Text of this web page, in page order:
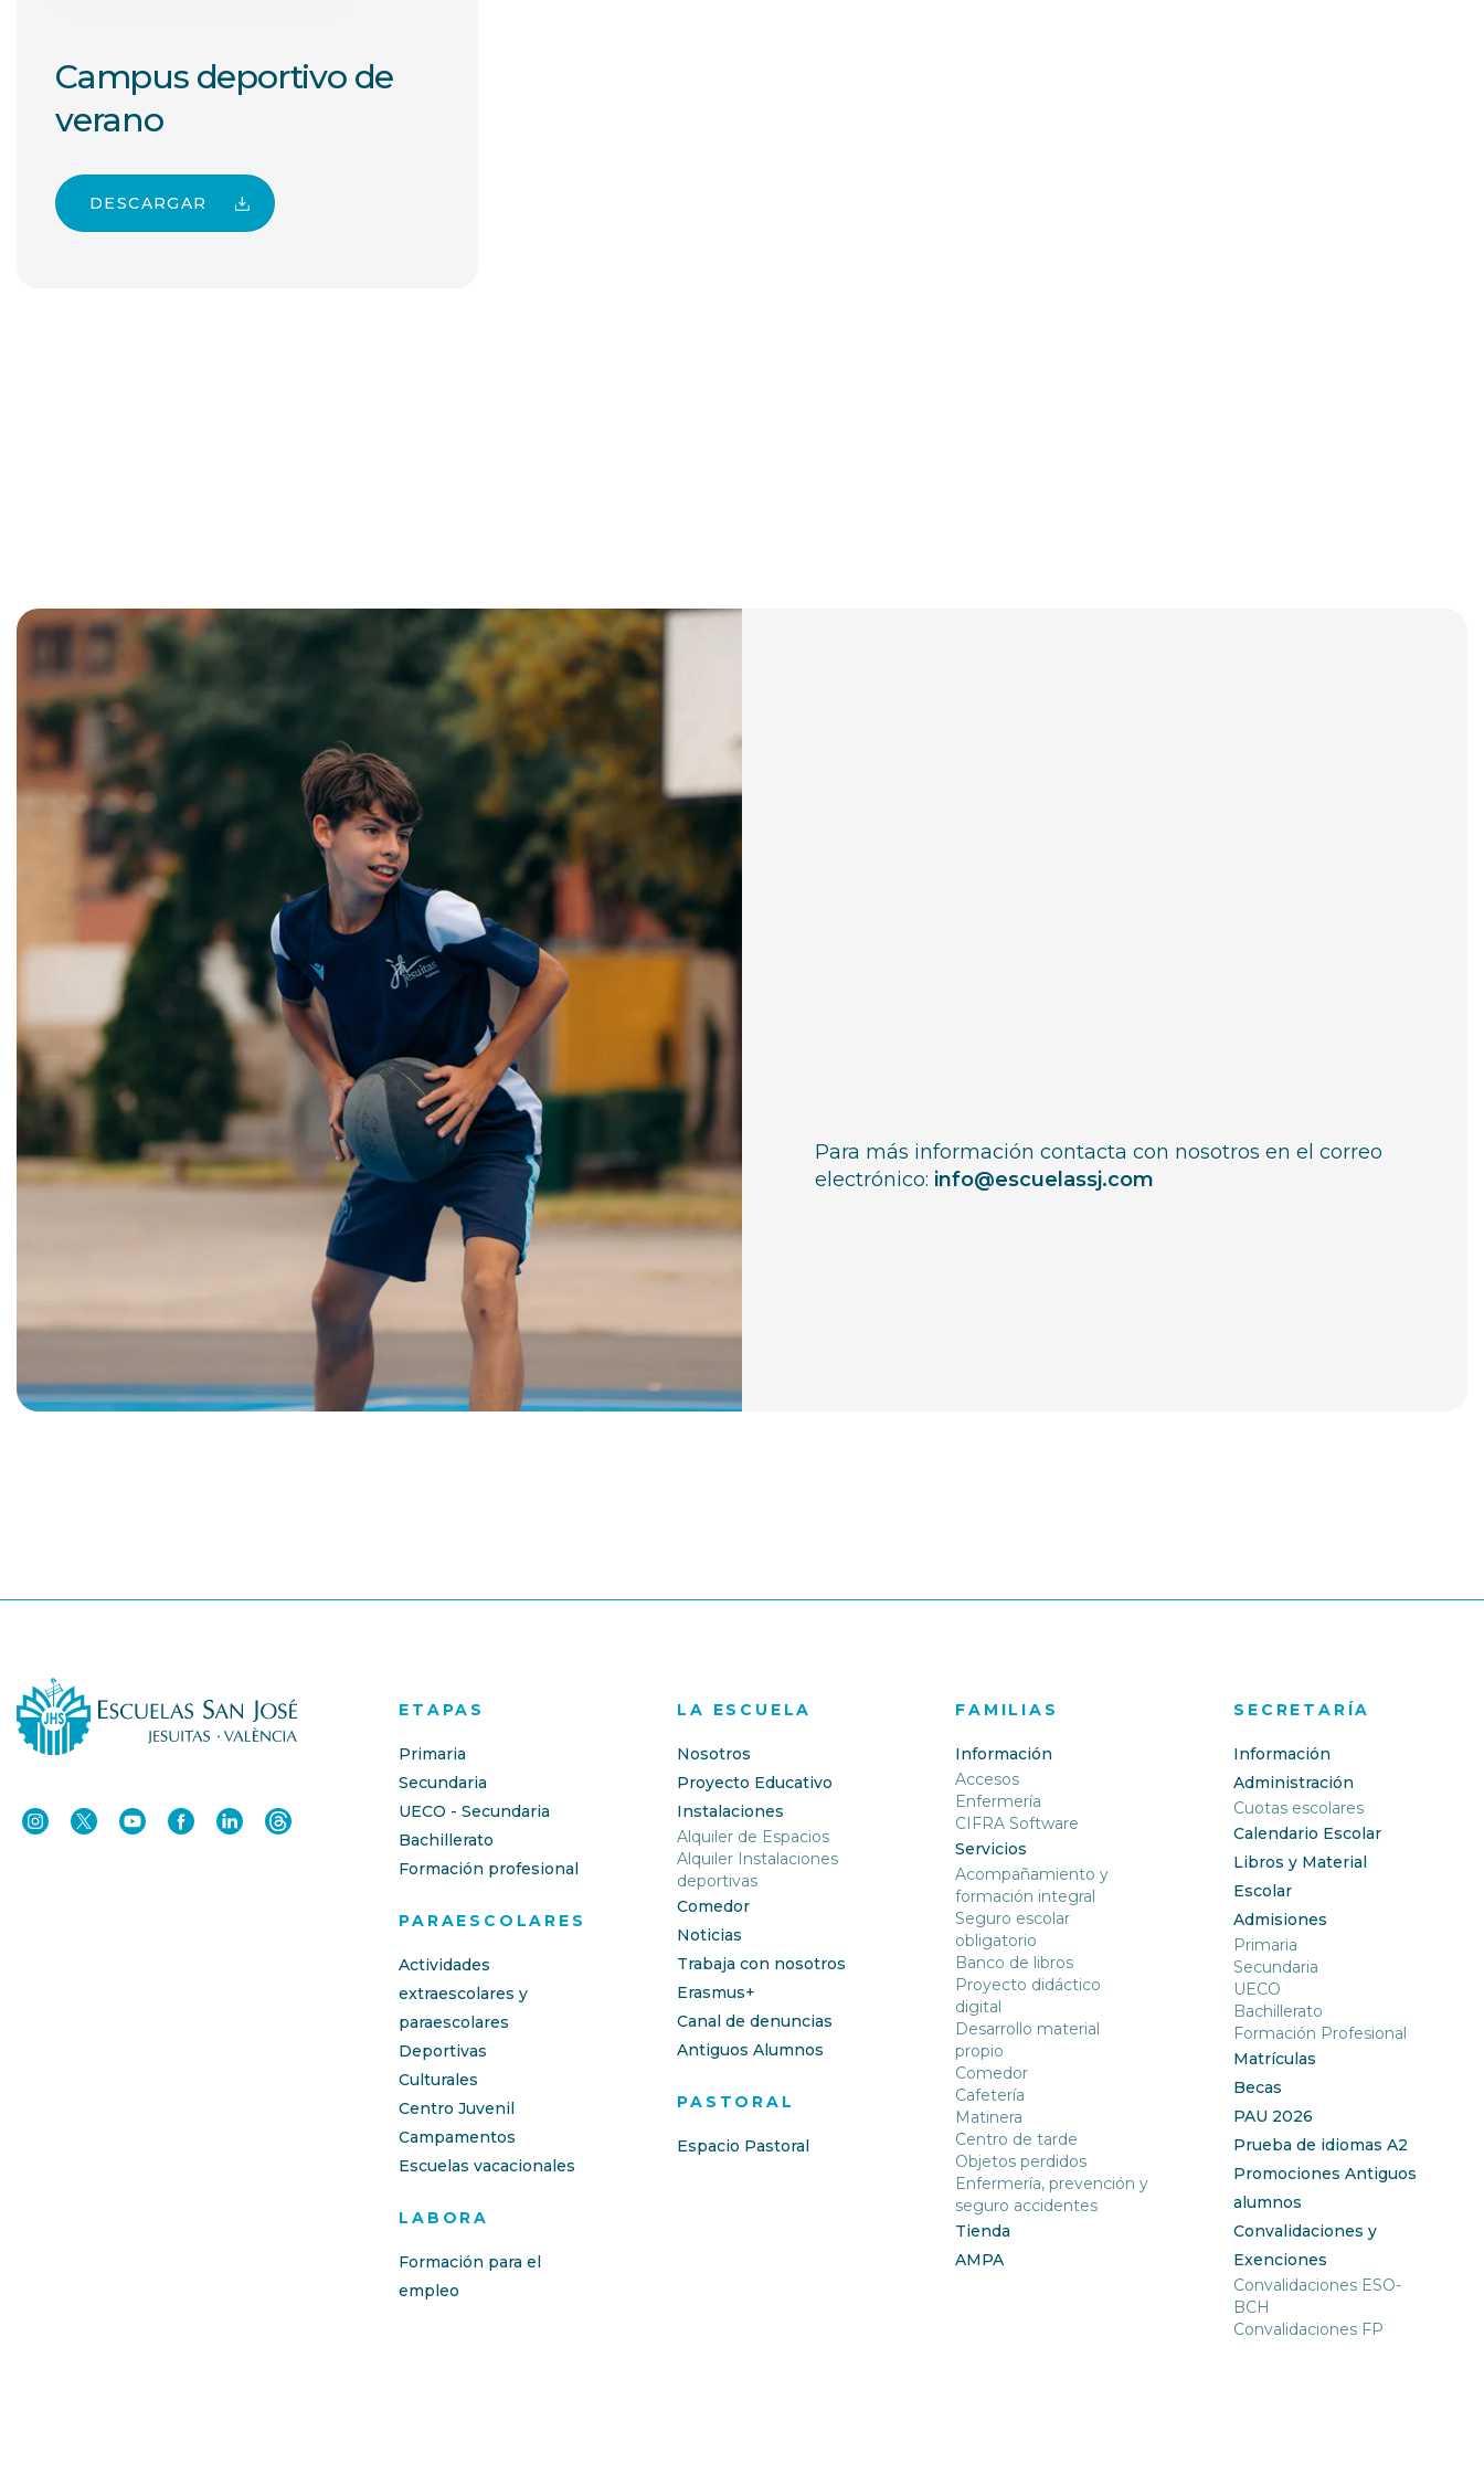
Campus deportivo de
verano
DESCARGAR
Para más información contacta con nosotros en el correo
electrónico: info@escuelassj.com
ETAPAS
Primaria
Secundaria
UECO - Secundaria
Bachillerato
Formación profesional
PARAESCOLARES
Actividades
extraescolares y
paraescolares
Deportivas
Culturales
Centro Juvenil
Campamentos
Escuelas vacacionales
LABORA
Formación para el
empleo
LA ESCUELA
Nosotros
Proyecto Educativo
Instalaciones
Alquiler de Espacios
Alquiler Instalaciones
deportivas
Comedor
Noticias
Trabaja con nosotros
Erasmus+
Canal de denuncias
Antiguos Alumnos
PASTORAL
Espacio Pastoral
FAMILIAS
Información
Accesos
Enfermería
CIFRA Software
Servicios
Acompañamiento y
formación integral
Seguro escolar
obligatorio
Banco de libros
Proyecto didáctico
digital
Desarrollo material
propio
Comedor
Cafetería
Matinera
Centro de tarde
Objetos perdidos
Enfermería, prevención y
seguro accidentes
Tienda
AMPA
SECRETARÍA
Información
Administración
Cuotas escolares
Calendario Escolar
Libros y Material
Escolar
Admisiones
Primaria
Secundaria
UECO
Bachillerato
Formación Profesional
Matrículas
Becas
PAU 2026
Prueba de idiomas A2
Promociones Antiguos
alumnos
Convalidaciones y
Exenciones
Convalidaciones ESO-
BCH
Convalidaciones FP